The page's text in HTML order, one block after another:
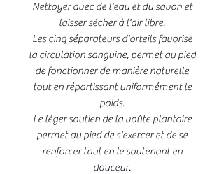
Nettoyer avec de l'eau et du savon et
laisser sécher à l'air libre.
Les cinq séparateurs d'orteils favorise
la circulation sanguine, permet au pied
de fonctionner de manière naturelle
tout en répartissant uniformément le
poids.
Le léger soutien de la voûte plantaire
permet au pied de s'exercer et de se
renforcer tout en le soutenant en
douceur.